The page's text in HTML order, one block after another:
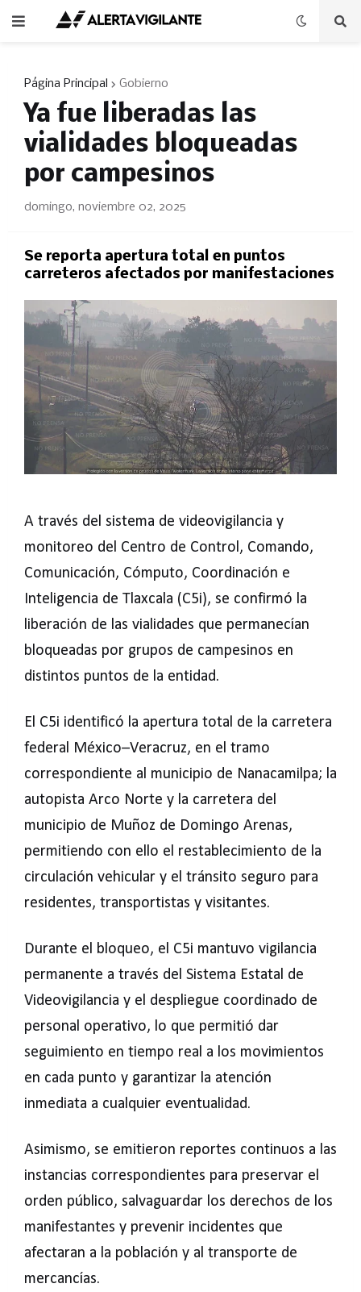
Página Principal Gobierno
Ya fue liberadas las
vialidades bloqueadas
por campesinos
domingo, noviembre 02, 2025
Se reporta apertura total en puntos
carreteros afectados por manifestaciones
A través del sistema de videovigilancia y
monitoreo del Centro de Control, Comando,
Comunicación, Cómputo, Coordinación e
Inteligencia de Tlaxcala (C5i), se confirmó la
liberación de las vialidades que permanecían
bloqueadas por grupos de campesinos en
distintos puntos de la entidad.
El C5i identificó la apertura total de la carretera
federal México–Veracruz, en el tramo
correspondiente al municipio de Nanacamilpa; la
autopista Arco Norte y la carretera del
municipio de Muñoz de Domingo Arenas,
permitiendo con ello el restablecimiento de la
circulación vehicular y el tránsito seguro para
residentes, transportistas y visitantes.
Durante el bloqueo, el C5i mantuvo vigilancia
permanente a través del Sistema Estatal de
Videovigilancia y el despliegue coordinado de
personal operativo, lo que permitió dar
seguimiento en tiempo real a los movimientos
en cada punto y garantizar la atención
inmediata a cualquier eventualidad.
Asimismo, se emitieron reportes continuos a las
instancias correspondientes para preservar el
orden público, salvaguardar los derechos de los
manifestantes y prevenir incidentes que
afectaran a la población y al transporte de
mercancías.